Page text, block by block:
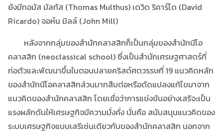
ยังมีทอมัส มัลทัส (Thomas Multhus) เดวิด ริคาร์โด (David
Ricardo) จอห์น มิลล์ (John Mill)
หลังจากกลุ่มของสำนักคลาสสิกก็เป็นกลุ่มของสำนักนีโอ
คลาสสิก (neoclassical school) ซึ่งเป็นสำนักเศรษฐศาสตร์ที่
ก่อตัวและพัฒนาขึ้นในตอนปลายคริสต์ศตวรรษที่ 19 แนวคิดหลัก
ของสำนักนีโอคลาสสิกส่วนมากสืบต่อหรือดัดแปลงแก้ไขมาจาก
แนวคิดของสำนักคลาสสิก โดยเชื่อว่าการแข่งขันอย่างเสรีจะเป็น
แรงผลักดันให้เศรษฐกิจมีความมั่งคั่ง นั่นคือ สนับสนุนแนวคิดของ
ระบบเศรษฐกิจแบบเสรีเช่นเดียวกับของสำนักคลาสสิก นอกจาก